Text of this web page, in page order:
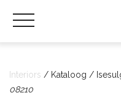
Hals
Interiors Kataloog
08210